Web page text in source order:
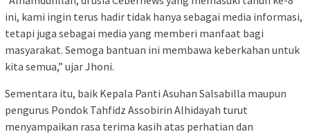
ini, kami ingin terus hadir tidak hanya sebagai media informasi,
tetapi juga sebagai media yang memberi manfaat bagi
masyarakat. Semoga bantuan ini membawa keberkahan untuk
kita semua,” ujar Jhoni.
Sementara itu, baik Kepala Panti Asuhan Salsabilla maupun
pengurus Pondok Tahfidz Assobirin Alhidayah turut
menyampaikan rasa terima kasih atas perhatian dan